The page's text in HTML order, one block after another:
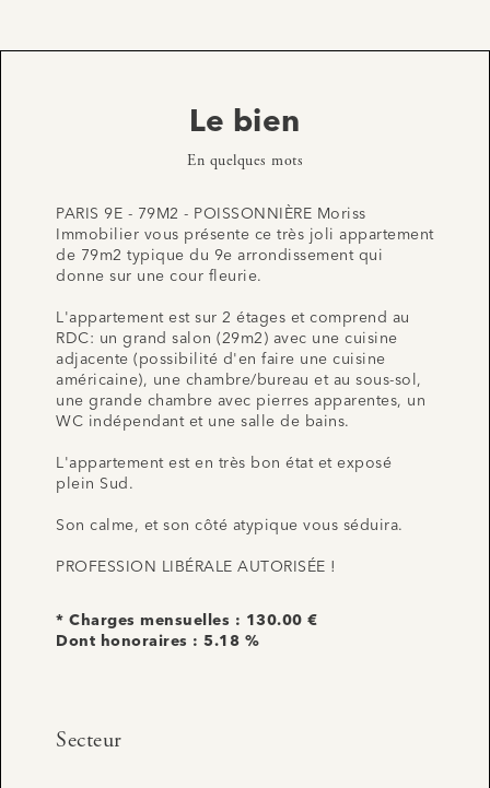
Le bien
En quelques mots
PARIS 9E - 79M2 - POISSONNIÈRE Moriss
Immobilier vous présente ce très joli appartement
de 79m2 typique du 9e arrondissement qui
donne sur une cour fleurie.
L'appartement est sur 2 étages et comprend au
RDC: un grand salon (29m2) avec une cuisine
adjacente (possibilité d'en faire une cuisine
américaine), une chambre/bureau et au sous-sol,
une grande chambre avec pierres apparentes, un
WC indépendant et une salle de bains.
L'appartement est en très bon état et exposé
plein Sud.
Son calme, et son côté atypique vous séduira.
PROFESSION LIBÉRALE AUTORISÉE !
* Charges mensuelles : 130.00 €
Dont honoraires : 5.18 %
Secteur